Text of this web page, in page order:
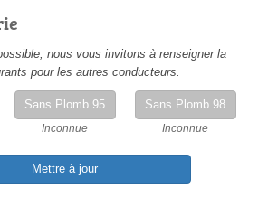
nous vous invitons à renseigner la
pour les autres conducteurs.
Sans Plomb 95
Inconnue
Sans Plomb 98
Inconnue
Mettre à jour